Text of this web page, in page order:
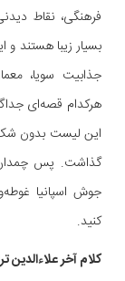
فرهنگی، نقاط
بسیار زیبا هستند و
جذابیت سویا،
هرکدام قصه‌ای
این لیست بدون
گذاشت. پس
جوش اسپانیا
کنید.
کلام آخر علاءالدین